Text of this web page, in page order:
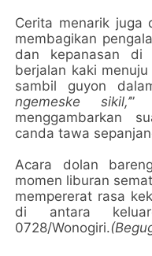
Cerita menarik juga
membagikan
dan kepanasan di
berjalan kaki
sambil guyon
ngemeske sikil,’”
menggambarkan
canda tawa
Acara dolan
momen liburan
mempererat rasa
di antara
0728/Wonogiri.